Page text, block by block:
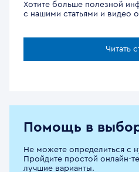
Хотите больше полезной
с нашими статьями и видео
Читать
Помощь в
Не можете определиться с
Пройдите простой онлайн-
лучшие варианты.